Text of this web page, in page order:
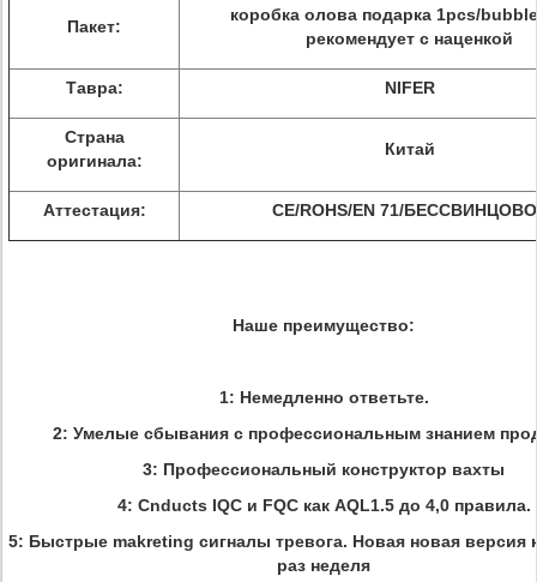
Пакет:
коробка олова подарка 1pcs/
рекомендует с наценкой
Тавра: NIFER
Страна
оригинала:
Китай
Аттестация: CE/ROHS/EN 71/
Наше преимущество:
1: Немедленно ответьте.
2: Умелые сбывания с профессиональным знанием
3: Профессиональный конструктор вахты
4: Cnducts IQC и FQC как AQL1.5 до 4,0 правила.
5: Быстрые makreting сигналы тревога. Новая новая версия
раз неделя